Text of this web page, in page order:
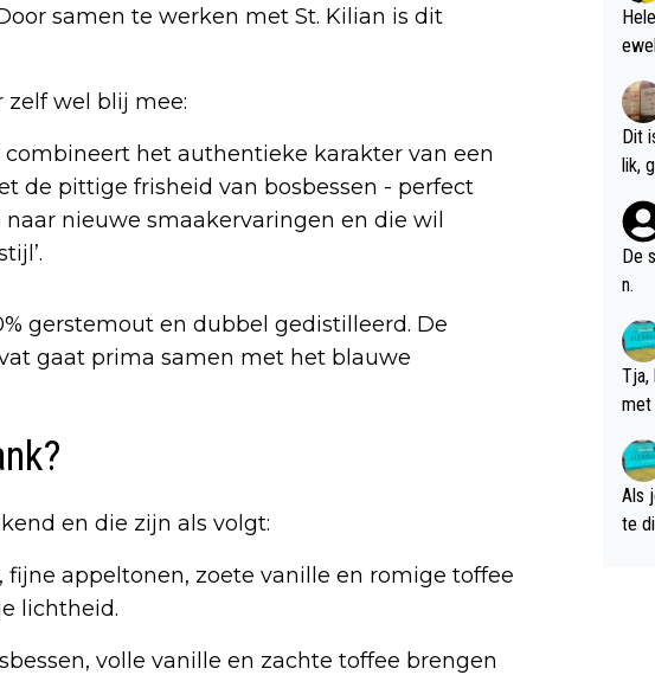
samen te werken met St. Kilian is dit
zelf wel blij mee:
het authentieke karakter van een
de pittige frisheid van bosbessen - perfect
nieuwe smaakervaringen en die wil
gerstemout en dubbel gedistilleerd. De
gaat prima samen met het blauwe
en die zijn als volgt:
fijne appeltonen, zoete vanille en romige toffee
lichtheid.
volle vanille en zachte toffee brengen
Dit
De
n.
Tja,
met
Als
te